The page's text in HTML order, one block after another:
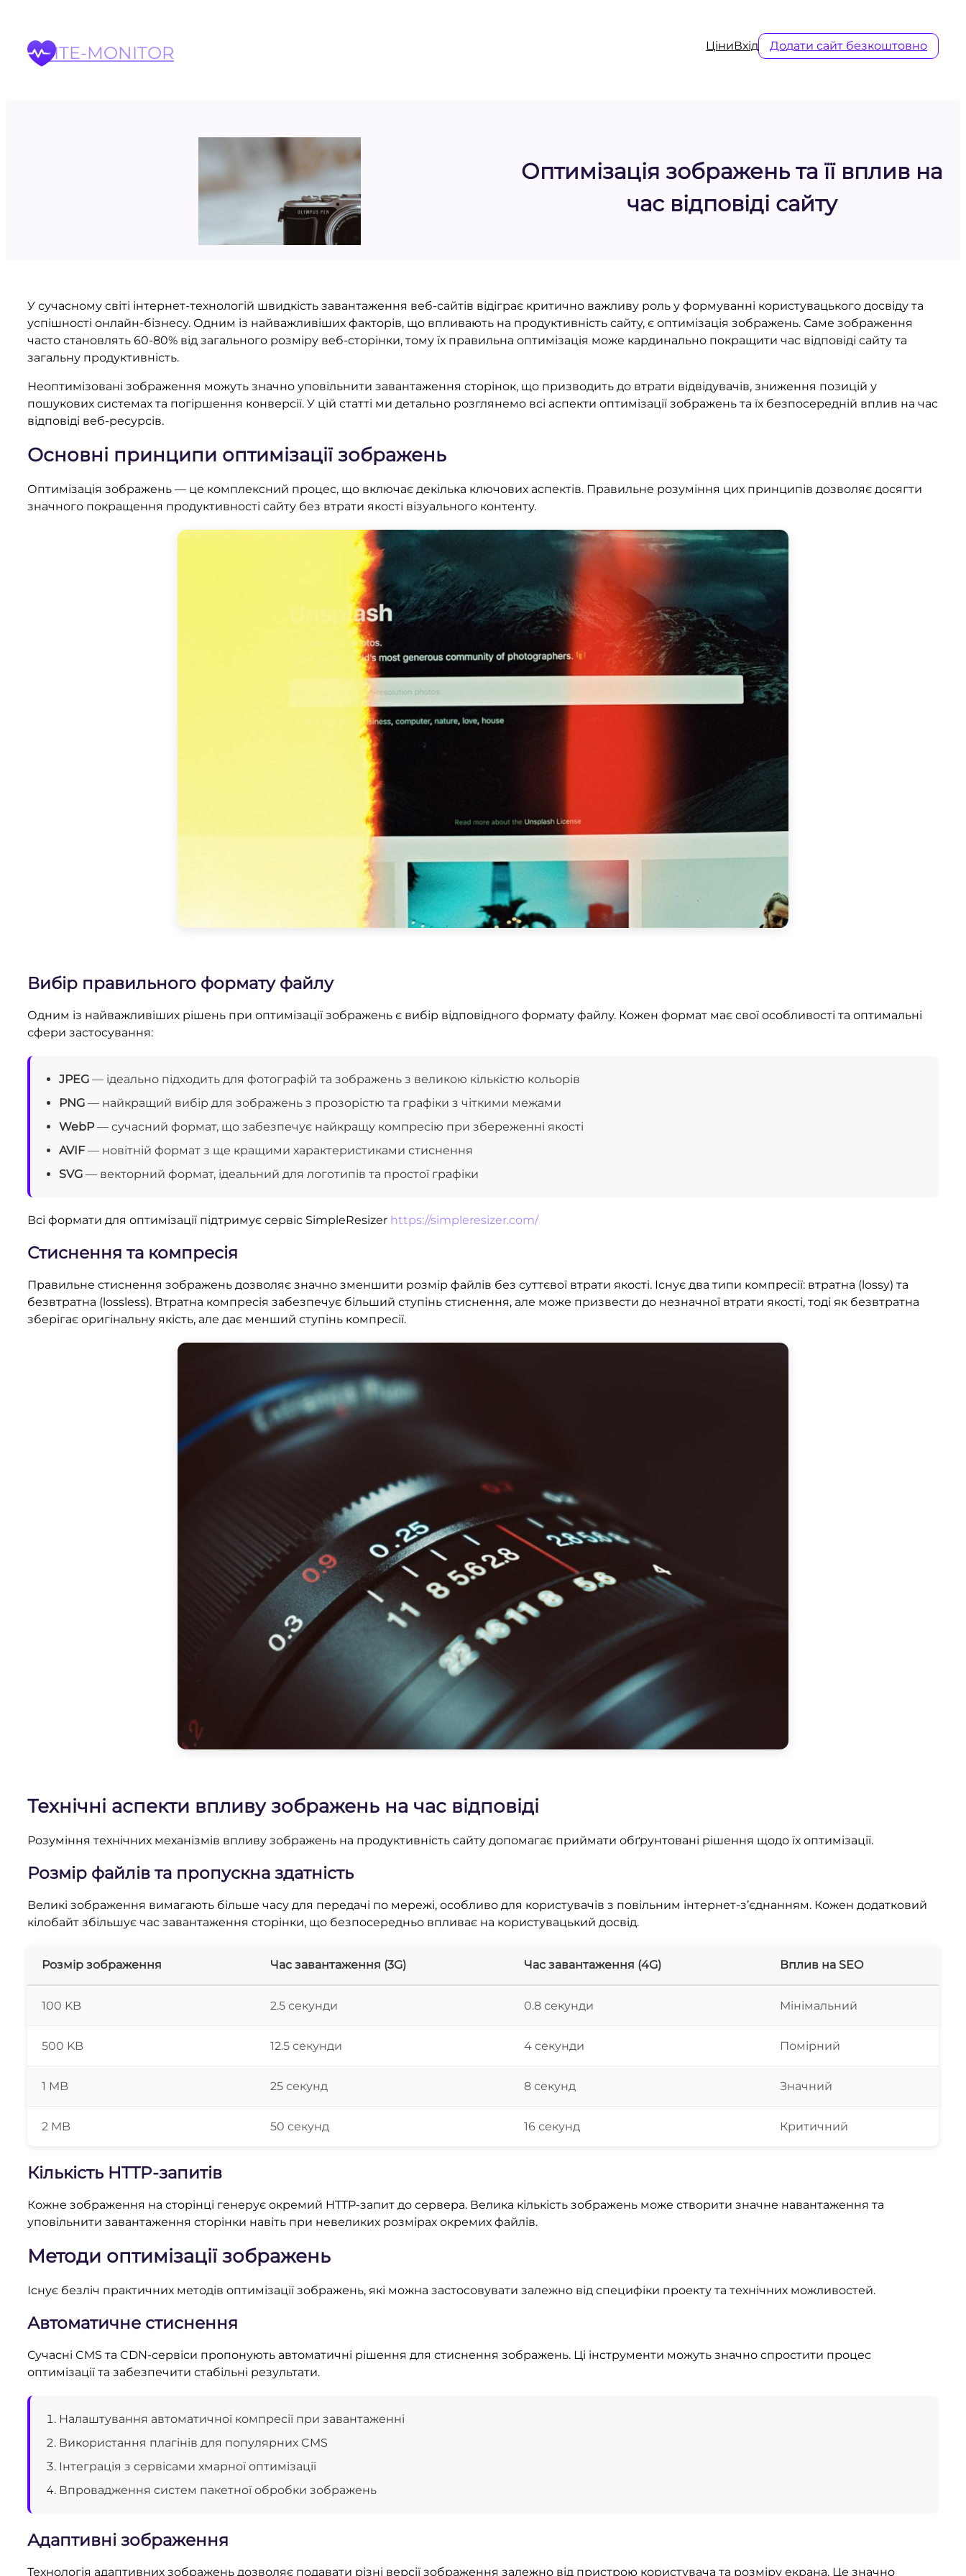
вмістуSITE-MONITOR ЦіниВхід Додати сайт безкоштовно
Оптимізація зображень та її вплив на
час відповіді сайту
У сучасному світі інтернет-технологій швидкість завантаження веб-сайтів відіграє критично важливу роль у формуванні користувацького досвіду та
успішності онлайн-бізнесу. Одним із найважливіших факторів, що впливають на продуктивність сайту, є оптимізація зображень. Саме зображення
часто становлять 60-80% від загального розміру веб-сторінки, тому їх правильна оптимізація може кардинально покращити час відповіді сайту та
загальну продуктивність.
Неоптимізовані зображення можуть значно уповільнити завантаження сторінок, що призводить до втрати відвідувачів, зниження позицій у
пошукових системах та погіршення конверсії. У цій статті ми детально розглянемо всі аспекти оптимізації зображень та їх безпосередній вплив на час
відповіді веб-ресурсів.
Основні принципи оптимізації зображень
Оптимізація зображень — це комплексний процес, що включає декілька ключових аспектів. Правильне розуміння цих принципів дозволяє досягти
значного покращення продуктивності сайту без втрати якості візуального контенту.
Вибір правильного формату файлу
Одним із найважливіших рішень при оптимізації зображень є вибір відповідного формату файлу. Кожен формат має свої особливості та оптимальні
сфери застосування:
JPEG — ідеально підходить для фотографій та зображень з великою кількістю кольорів
PNG — найкращий вибір для зображень з прозорістю та графіки з чіткими межами
WebP— сучасний формат, що забезпечує найкращу компресію при збереженні якості
AVIF— новітній формат з ще кращими характеристиками стиснення
SVG — векторний формат, ідеальний для логотипів та простої графіки
Всі формати для оптимізації підтримує сервіс SimpleResizer https://simpleresizer.com/
Стиснення та компресія
Правильне стиснення зображень дозволяє значно зменшити розмір файлів без суттєвої втрати якості. Існує два типи компресії: втратна (lossy) та
безвтратна (lossless). Втратна компресія забезпечує більший ступінь стиснення, але може призвести до незначної втрати якості, тоді як безвтратна
зберігає оригінальну якість, але дає менший ступінь компресії.
Технічні аспекти впливу зображень на час відповіді
Розуміння технічних механізмів впливу зображень на продуктивність сайту допомагає приймати обґрунтовані рішення щодо їх оптимізації.
Розмір файлів та пропускна здатність
Великі зображення вимагають більше часу для передачі по мережі, особливо для користувачів з повільним інтернет-з’єднанням. Кожен додатковий
кілобайт збільшує час завантаження сторінки, що безпосередньо впливає на користувацький досвід.
Розмір зображення Час завантаження (3G) Час завантаження (4G) Вплив на SEO
100 KB 2.5 секунди 0.8 секунди Мінімальний
500 KB 12.5 секунди 4 секунди Помірний
1 MB 25 секунд 8 секунд Значний
2 MB 50 секунд 16 секунд Критичний
Кількість HTTP-запитів
Кожне зображення на сторінці генерує окремий HTTP-запит до сервера. Велика кількість зображень може створити значне навантаження та
уповільнити завантаження сторінки навіть при невеликих розмірах окремих файлів.
Методи оптимізації зображень
Існує безліч практичних методів оптимізації зображень, які можна застосовувати залежно від специфіки проекту та технічних можливостей.
Автоматичне стиснення
Сучасні CMS та CDN-сервіси пропонують автоматичні рішення для стиснення зображень. Ці інструменти можуть значно спростити процес
оптимізації та забезпечити стабільні результати.
Налаштування автоматичної компресії при завантаженні
Використання плагінів для популярних CMS
Інтеграція з сервісами хмарної оптимізації
Впровадження систем пакетної обробки зображень
Адаптивні зображення
Технологія адаптивних зображень дозволяє подавати різні версії зображення залежно від пристрою користувача та розміру екрана. Це значно